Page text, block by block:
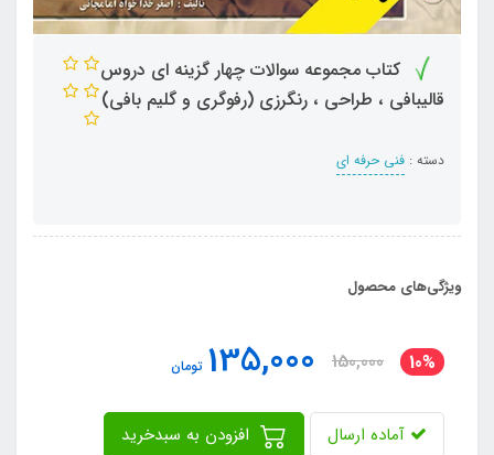
کتاب مجموعه سوالات چهار گزینه ای دروس
قالیبافی ، طراحی ، رنگرزی (رفوگری و گلیم بافی)
دسته : فنی حرفه ای
ویژگی‌های محصول
10%
150,000
135,000 تومان
آماده ارسال